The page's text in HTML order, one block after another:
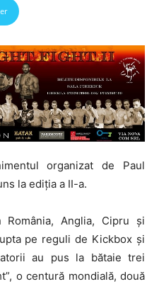
organizat de Paul
la ediția a II-a.
Anglia, Cipru și
pe reguli de Kickbox și
au pus la bătaie trei
o centură mondială, două